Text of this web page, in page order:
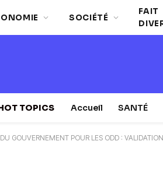
SOCIÉTÉ
FAIT
TOPICS Accueil SANTÉ
GOUVERNEMENT POUR LES ODD :